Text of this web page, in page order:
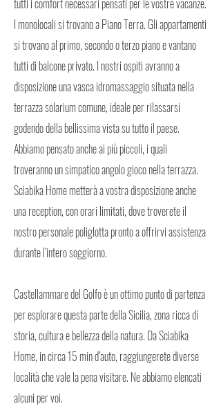
tutti i comfort necessari pensati per le vostre vacanze.
I monolocali si trovano a Piano Terra. Gli appartamenti
si trovano al primo, secondo o terzo piano e vantano
tutti di balcone privato. I nostri ospiti avranno a
disposizione una vasca idromassaggio situata nella
terrazza solarium comune, ideale per rilassarsi
godendo della bellissima vista su tutto il paese.
Abbiamo pensato anche ai più piccoli, i quali
troveranno un simpatico angolo gioco nella terrazza.
Sciabika Home metterà a vostra disposizione anche
una reception, con orari limitati, dove troverete il
nostro personale poliglotta pronto a offrirvi assistenza
durante l’intero soggiorno.
Castellammare del Golfo è un ottimo punto di partenza
per esplorare questa parte della Sicilia, zona ricca di
storia, cultura e bellezza della natura. Da Sciabika
Home, in circa 15 min d’auto, raggiungerete diverse
località che vale la pena visitare. Ne abbiamo elencati
alcuni per voi.